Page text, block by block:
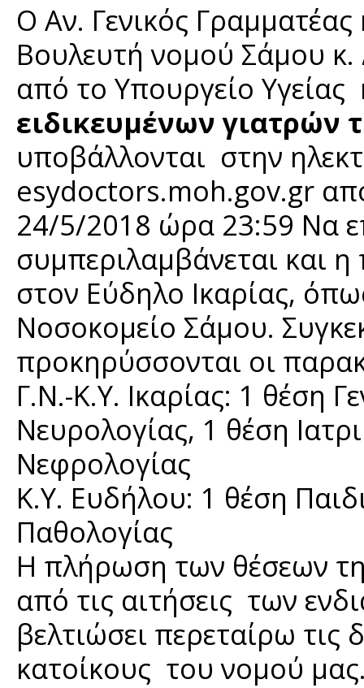
Ο Αν. Γενικός
Βουλευτή νομού Σάμου κ.
από το Υπουργείο Υγείας
ειδικευμένων γιατρών
υποβάλλονται στην
esydoctors.moh.gov.gr
24/5/2018 ώρα 23:59 Να
συμπεριλαμβάνεται και
στον Εύδηλο Ικαρίας,
Νοσοκομείο Σάμου.
προκηρύσσονται οι
Γ.Ν.-Κ.Υ. Ικαρίας: 1 θέση
Νευρολογίας, 1 θέση
Νεφρολογίας
Κ.Υ. Ευδήλου: 1 θέση
Παθολογίας
Η πλήρωση των θέσεων
από τις αιτήσεις των
βελτιώσει περεταίρω τις
κατοίκους του νομού